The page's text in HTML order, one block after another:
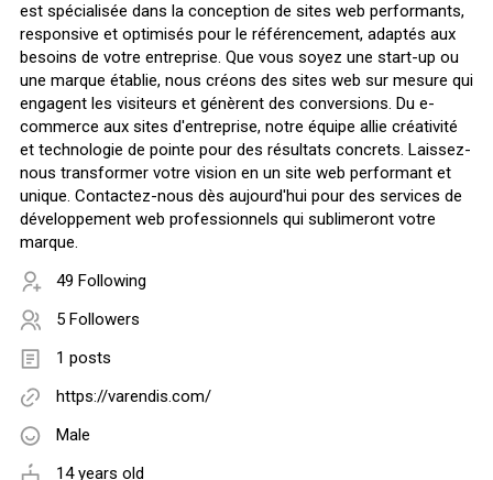
est spécialisée dans la conception de sites web performants,
responsive et optimisés pour le référencement, adaptés aux
besoins de votre entreprise. Que vous soyez une start-up ou
une marque établie, nous créons des sites web sur mesure qui
engagent les visiteurs et génèrent des conversions. Du e-
commerce aux sites d'entreprise, notre équipe allie créativité
et technologie de pointe pour des résultats concrets. Laissez-
nous transformer votre vision en un site web performant et
unique. Contactez-nous dès aujourd'hui pour des services de
développement web professionnels qui sublimeront votre
marque.
49 Following
5 Followers
1 posts
https://varendis.com/
Male
14 years old